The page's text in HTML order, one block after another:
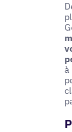
à